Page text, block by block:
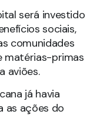
será investido
sociais,
comunidades
matérias-primas
aviões.
já havia
as ações do